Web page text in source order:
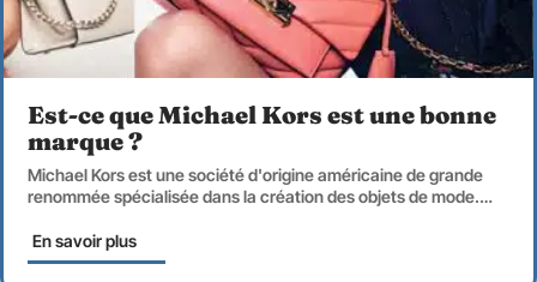
Est-ce que Michael Kors est une bonne
marque ?
Michael Kors est une société d'origine américaine de grande
renommée spécialisée dans la création des objets de mode.…
En savoir plus